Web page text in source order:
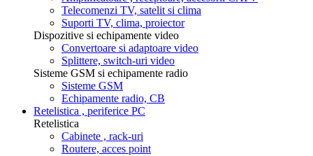
Telecomenzi TV, satelit si clima
Suporti TV, clima, proiector
Dispozitive si echipamente video
Convertoare si adaptoare video
Splittere, switch-uri video
Sisteme GSM si echipamente radio
Sisteme GSM
Echipamente radio, CB
Retelistica , periferice PC
Retelistica
Cabinete , rack-uri
Routere, acces point